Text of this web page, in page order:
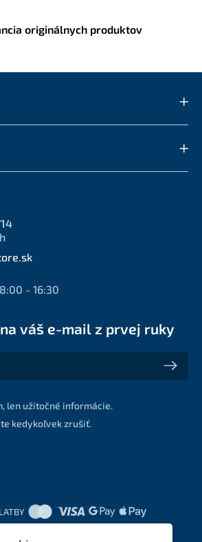
originálnych produktov
- 16:30
váš e-mail z prvej ruky
mail z prvej ruky
len užitočné informácie.
kedykoľvek zrušiť.